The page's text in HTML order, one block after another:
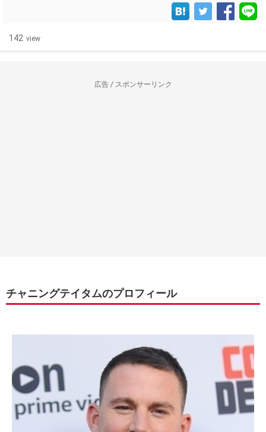
142 view
広告 / スポンサーリンク
チャニングテイタムのプロフィール